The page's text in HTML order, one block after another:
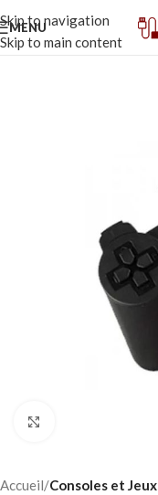
Skip to navigation
Skip to main content
MENU
Accueil Consoles et Jeux